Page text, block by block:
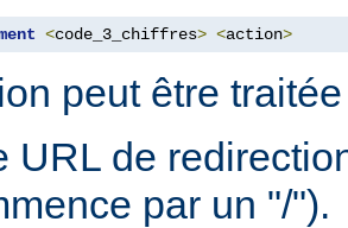
<code_3_chiffres> <action>
peut être
URL de
par un "/").